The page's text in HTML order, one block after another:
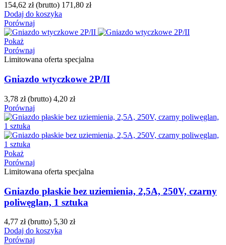
154,62 zł (brutto) 171,80 zł
Dodaj do koszyka
Porównaj
Pokaż
Porównaj
Limitowana oferta specjalna
Gniazdo wtyczkowe 2P/II
3,78 zł (brutto) 4,20 zł
Porównaj
Pokaż
Porównaj
Limitowana oferta specjalna
Gniazdo płaskie bez uziemienia, 2,5A, 250V, czarny
poliwęglan, 1 sztuka
4,77 zł (brutto) 5,30 zł
Dodaj do koszyka
Porównaj